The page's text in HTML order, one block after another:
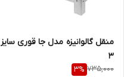
منقل گالوانیزه مدل جا قوری سایز
3
735,000
3%